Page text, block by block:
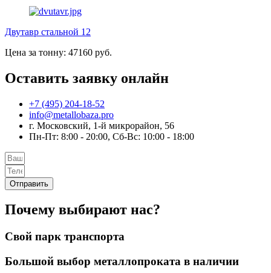
Двутавр стальной 12
Цена за тонну: 47160 руб.
Оставить заявку онлайн
+7 (495) 204-18-52
info@metallobaza.pro
г. Московский, 1-й микрорайон, 56
Пн-Пт: 8:00 - 20:00, Сб-Вс: 10:00 - 18:00
Отправить
Почему выбирают нас?
Свой парк транспорта
Большой выбор металлопроката в наличии